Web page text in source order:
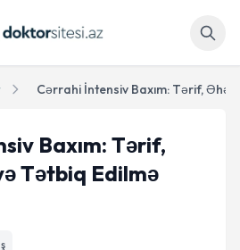
Baxım: Tərif,
Tətbiq Edilmə